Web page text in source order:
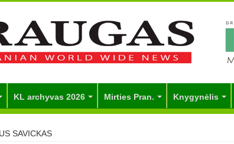
KL archyvas 2026 Mirties Pran. Knygynėlis
SAVICKAS